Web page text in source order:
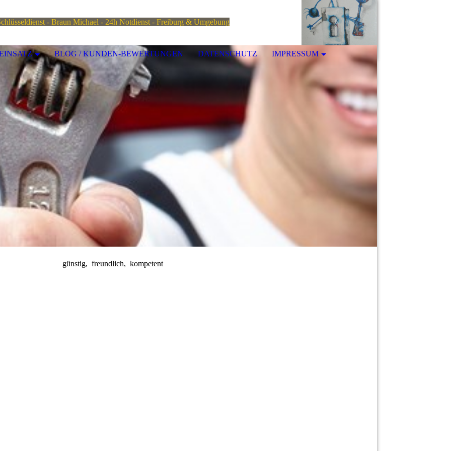
- Braun Michael - 24h Notdienst - Freiburg & Umgebung
BLOG / KUNDEN-BEWERTUNGEN DATENSCHUTZ IMPRESSUM
günstig, freundlich, kompetent